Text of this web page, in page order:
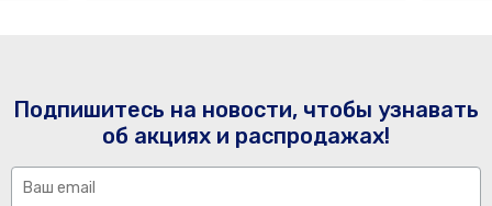
Подпишитесь на новости, чтобы узнавать
об акциях и распродажах!